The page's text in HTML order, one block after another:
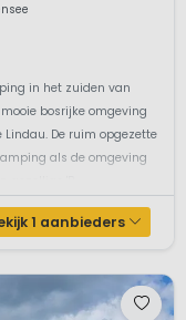
in het zuiden van
bosrijke omgeving
De ruim opgezette
als de omgeving
1 aanbieders